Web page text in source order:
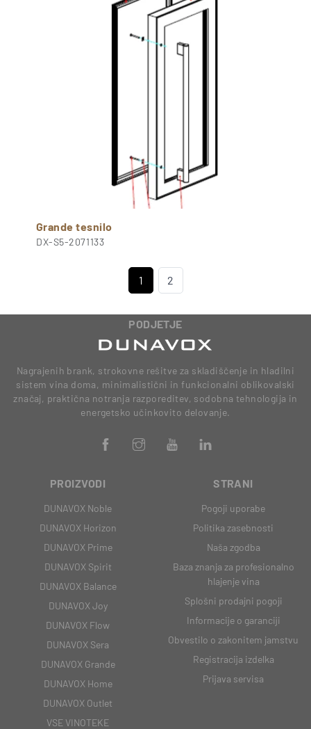
Grande tesnilo
DX-S5-2071133
1 2
PODJETJE
Nagrajenih brank, strokovne rešitve za skladiščenje in hladilni
sistem vina doma, minimalistični in funkcionalni oblikovalski
značaj, praktična notranja razporeditev, sodobna tehnologija in
energetsko učinkovito delovanje.
PROIZVODI
DUNAVOX Noble
DUNAVOX Horizon
DUNAVOX Prime
DUNAVOX Spirit
DUNAVOX Balance
DUNAVOX Joy
DUNAVOX Flow
DUNAVOX Sera
DUNAVOX Grande
DUNAVOX Home
DUNAVOX Outlet
VSE VINOTEKE
STRANI
Pogoji uporabe
Politika zasebnosti
Naša zgodba
Baza znanja za profesionalno
hlajenje vina
Splošni prodajni pogoji
Informacije o garanciji
Obvestilo o zakonitem jamstvu
Registracija izdelka
Prijava servisa